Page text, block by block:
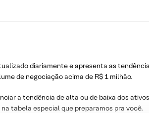
diariamente e apresenta as
de negociação acima de R$ 1 milhão.
a tendência de alta ou de baixa dos
tabela especial que preparamos pra você.